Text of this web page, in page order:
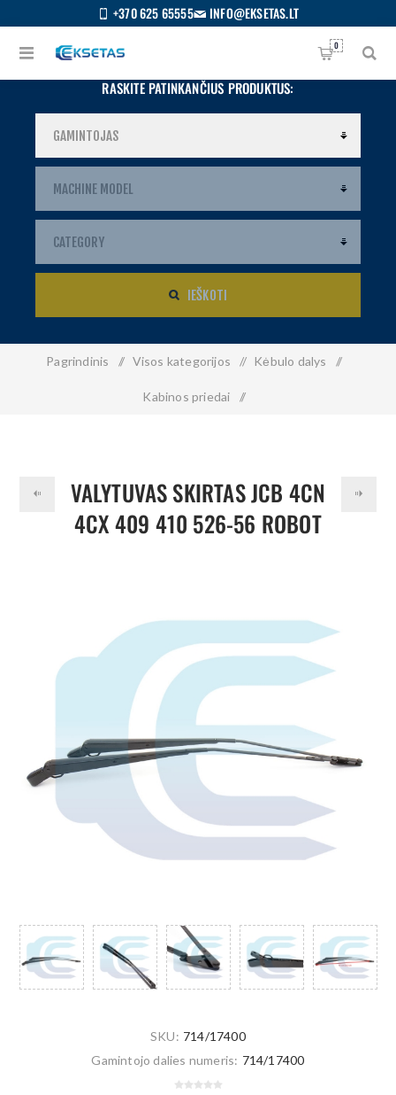
+370 625 65555 INFO@EKSETAS.LT
0
RASKITE PATINKANČIUS PRODUKTUS:
IEŠKOTI
Pagrindinis / Visos kategorijos / Kėbulo dalys /
Kabinos priedai /
VALYTUVAS SKIRTAS JCB 4CN
4CX 409 410 526-56 ROBOT
SKU: 714/17400
Gamintojo dalies numeris: 714/17400